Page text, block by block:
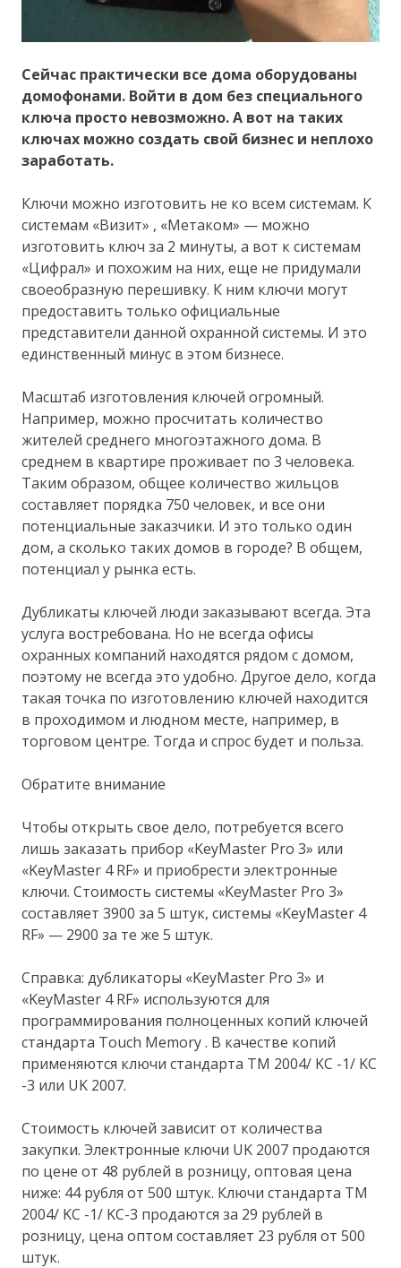
Сейчас практически все дома оборудованы
домофонами. Войти в дом без специального
ключа просто невозможно. А вот на таких
ключах можно создать свой бизнес и неплохо
заработать.
Ключи можно изготовить не ко всем системам. К
системам «Визит» , «Метаком» — можно
изготовить ключ за 2 минуты, а вот к системам
«Цифрал» и похожим на них, еще не придумали
своеобразную перешивку. К ним ключи могут
предоставить только официальные
представители данной охранной системы. И это
единственный минус в этом бизнесе.
Масштаб изготовления ключей огромный.
Например, можно просчитать количество
жителей среднего многоэтажного дома. В
среднем в квартире проживает по 3 человека.
Таким образом, общее количество жильцов
составляет порядка 750 человек, и все они
потенциальные заказчики. И это только один
дом, а сколько таких домов в городе? В общем,
потенциал у рынка есть.
Дубликаты ключей люди заказывают всегда. Эта
услуга востребована. Но не всегда офисы
охранных компаний находятся рядом с домом,
поэтому не всегда это удобно. Другое дело, когда
такая точка по изготовлению ключей находится
в проходимом и людном месте, например, в
торговом центре. Тогда и спрос будет и польза.
Обратите внимание
Чтобы открыть свое дело, потребуется всего
лишь заказать прибор «KeyMaster Pro 3» или
«KeyMaster 4 RF» и приобрести электронные
ключи. Стоимость системы «KeyMaster Pro 3»
составляет 3900 за 5 штук, системы «KeyMaster 4
RF» — 2900 за те же 5 штук.
Справка: дубликаторы «KeyMaster Pro 3» и
«KeyMaster 4 RF» используются для
программирования полноценных копий ключей
стандарта Touch Memory . В качестве копий
применяются ключи стандарта TM 2004/ KC -1/ KC
-3 или UK 2007.
Стоимость ключей зависит от количества
закупки. Электронные ключи UK 2007 продаются
по цене от 48 рублей в розницу, оптовая цена
ниже: 44 рубля от 500 штук. Ключи стандарта TM
2004/ KC -1/ KC-3 продаются за 29 рублей в
розницу, цена оптом составляет 23 рубля от 500
штук.